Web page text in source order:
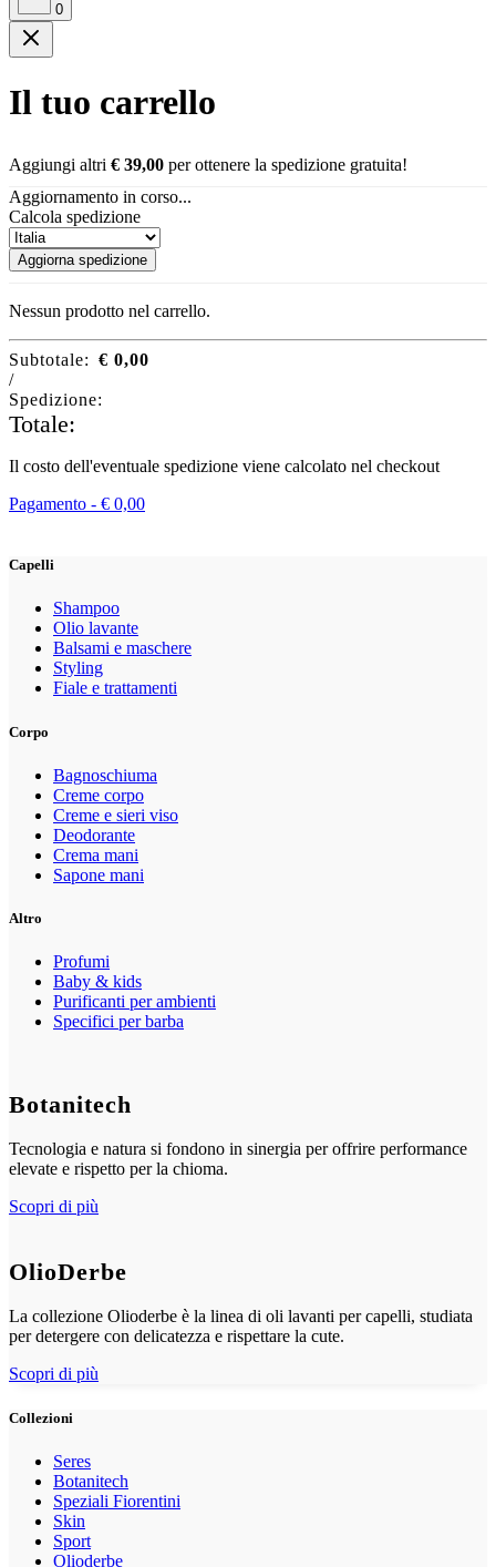
0
Il tuo carrello
Aggiungi altri € 39,00 per ottenere la spedizione gratuita!
Aggiornamento in corso...
Calcola spedizione
Aggiorna spedizione
Nessun prodotto nel carrello.
Subtotale: € 0,00
/
Spedizione:
Totale:
Il costo dell'eventuale spedizione viene calcolato nel checkout
Pagamento - € 0,00
Capelli
Shampoo
Olio lavante
Balsami e maschere
Styling
Fiale e trattamenti
Corpo
Bagnoschiuma
Creme corpo
Creme e sieri viso
Deodorante
Crema mani
Sapone mani
Altro
Profumi
Baby & kids
Purificanti per ambienti
Specifici per barba
Botanitech
Tecnologia e natura si fondono in sinergia per offrire performance
elevate e rispetto per la chioma.
Scopri di più
OlioDerbe
La collezione Olioderbe è la linea di oli lavanti per capelli, studiata
per detergere con delicatezza e rispettare la cute.
Scopri di più
Collezioni
Seres
Botanitech
Speziali Fiorentini
Skin
Sport
Olioderbe